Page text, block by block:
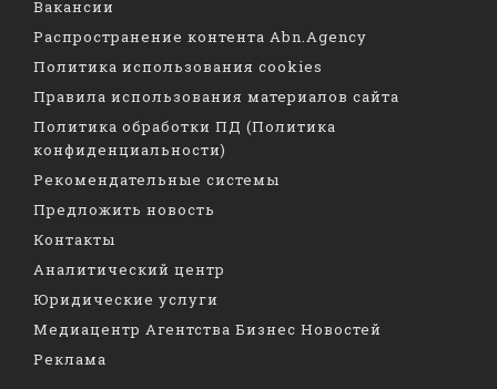
Вакансии
Распространение контента Abn.Agency
Политика использования cookies
Правила использования материалов сайта
Политика обработки ПД (Политика
конфиденциальности)
Рекомендательные системы
Предложить новость
Контакты
Аналитический центр
Юридические услуги
Медиацентр Агентства Бизнес Новостей
Реклама